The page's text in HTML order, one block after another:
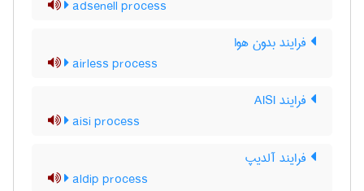
adsenell process
فرایند بدون هوا
airless process
فرایند AISI
aisi process
فرایند آلدیپ
aldip process